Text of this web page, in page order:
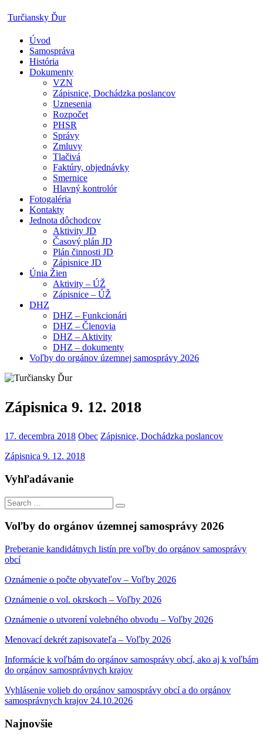
Skip
to
content
Turčiansky Ďur
Oficiálne
stránky
obce
Turčiansky
Úvod
Samospráva
História
Dokumenty
VZN
Zápisnice, Dochádzka poslancov
Uznesenia
Rozpočet
PHSR
Správy
Zmluvy
Tlačivá
Faktúry, objednávky
Smernice
Hlavný kontrolór
Fotogaléria
Kontakty
Jednota dôchodcov
Aktivity JD
Časový plán JD
Plán činnosti JD
Zápisnice JD
Únia Žien
Aktivity – ÚŽ
Zápisnice – ÚŽ
DHZ
DHZ – Funkcionári
DHZ – Členovia
DHZ – Aktivity
DHZ – dokumenty
Voľby do orgánov územnej samosprávy 2026
Zápisnica 9. 12. 2018
17. decembra 2018 Obec Zápisnice, Dochádzka poslancov
Zápisnica 9. 12. 2018
Vyhľadávanie
Search
for:
Search
Voľby do orgánov územnej samosprávy 2026
Preberanie kandidátnych listín pre voľby do orgánov samosprávy
obcí
Oznámenie o počte obyvateľov – Voľby 2026
Oznámenie o vol. okrskoch – Voľby 2026
Oznámenie o utvorení volebného obvodu – Voľby 2026
Menovací dekrét zapisovateľa – Voľby 2026
Informácie k voľbám do orgánov samosprávy obcí, ako aj k voľbám
do orgánov samosprávnych krajov
Vyhlásenie volieb do orgánov samosprávy obcí a do orgánov
samosprávnych krajov 24.10.2026
Najnovšie